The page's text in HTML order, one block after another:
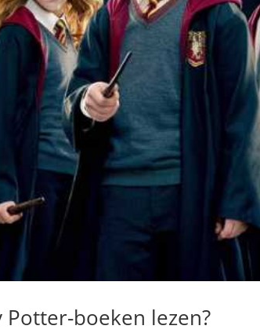
Potter-boeken lezen?